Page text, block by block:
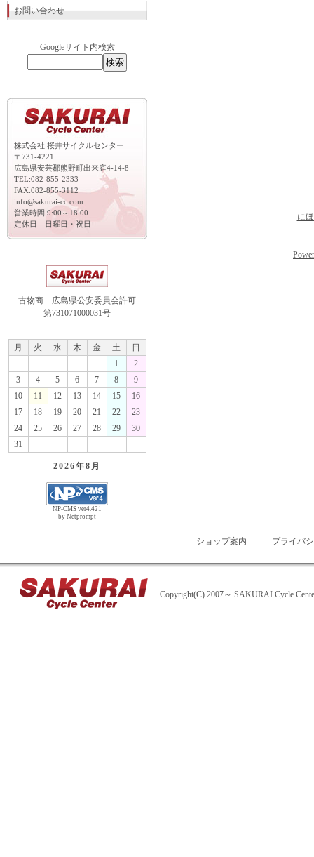
お問い合わせ
Googleサイト内検索
株式会社 桜井サイクルセンター
〒731-4221
広島県安芸郡熊野町出来庭4-14-8
TEL:082-855-2333
FAX:082-855-3112
info@sakurai-cc.com
営業時間 9:00～18:00
定休日 日曜日・祝日
古物商 広島県公安委員会許可
第731071000031号
月 火 水 木 金 土
日
1
2
3
4 5 6 7 8
9
10
11 12 13 14 15
16
17
18 19 20 21 22
23
24
25 26 27 28 29
30
31
2026年8月
NP-CMS ver4.421
by Netprompt
に
ショップ案内 プライバ
Copyright(C) 2007～ SAKURAI Cycle